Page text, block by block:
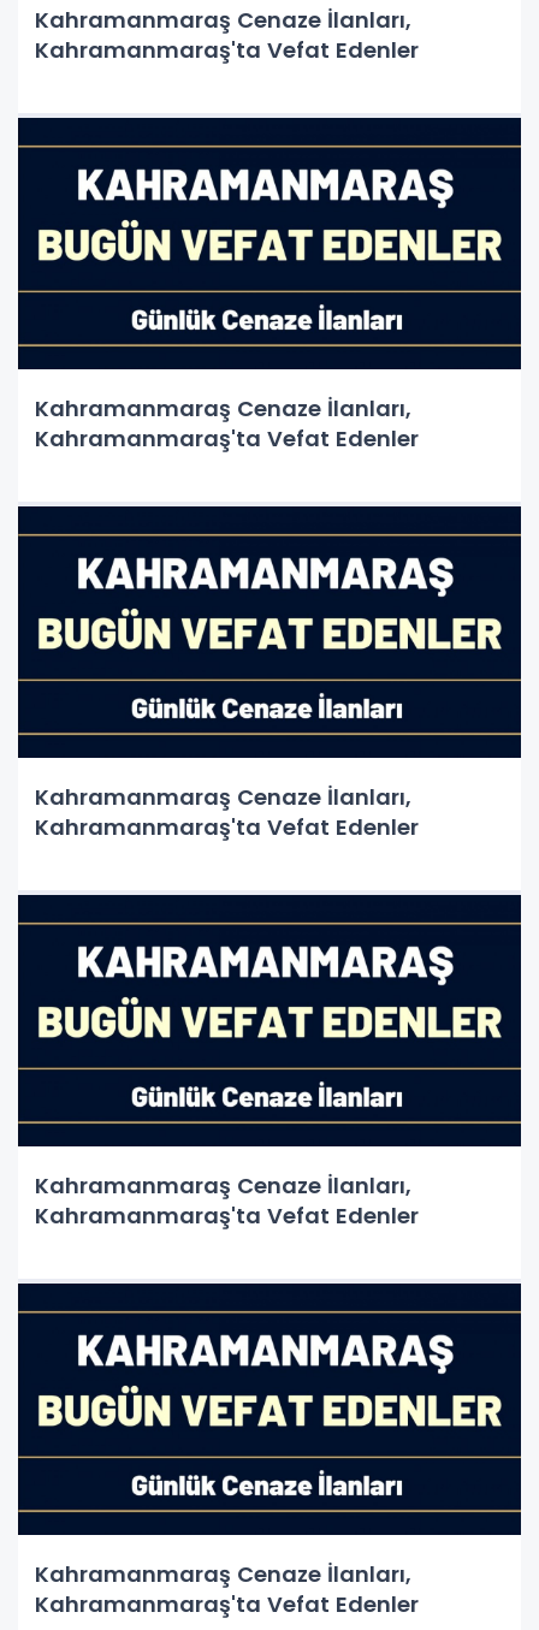
Kahramanmaraş Cenaze İlanları,
Kahramanmaraş'ta Vefat Edenler
Kahramanmaraş Cenaze İlanları,
Kahramanmaraş'ta Vefat Edenler
Kahramanmaraş Cenaze İlanları,
Kahramanmaraş'ta Vefat Edenler
Kahramanmaraş Cenaze İlanları,
Kahramanmaraş'ta Vefat Edenler
Kahramanmaraş Cenaze İlanları,
Kahramanmaraş'ta Vefat Edenler